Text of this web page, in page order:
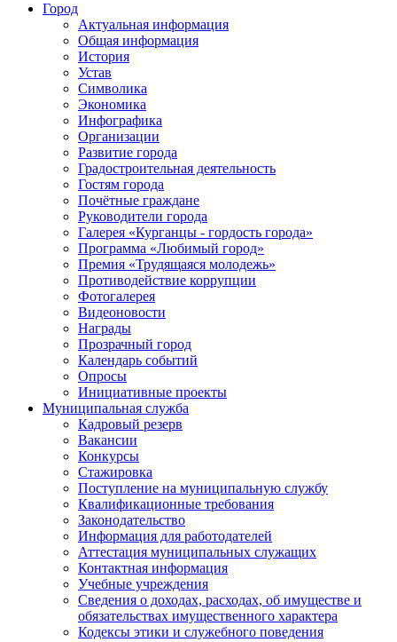
Город
Актуальная информация
Общая информация
История
Устав
Символика
Экономика
Инфографика
Организации
Развитие города
Градостроительная деятельность
Гостям города
Почётные граждане
Руководители города
Галерея «Курганцы - гордость города»
Программа «Любимый город»
Премия «Трудящаяся молодежь»
Противодействие коррупции
Фотогалерея
Видеоновости
Награды
Прозрачный город
Календарь событий
Опросы
Инициативные проекты
Муниципальная служба
Кадровый резерв
Вакансии
Конкурсы
Стажировка
Поступление на муниципальную службу
Квалификационные требования
Законодательство
Информация для работодателей
Аттестация муниципальных служащих
Контактная информация
Учебные учреждения
Сведения о доходах, расходах, об имуществе и
обязательствах имущественного характера
Кодексы этики и служебного поведения